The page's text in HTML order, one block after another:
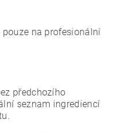
pouze na profesionální
předchozího
seznam ingrediencí